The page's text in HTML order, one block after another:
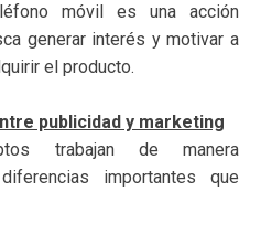
móvil es una acción
generar interés y motivar a
el producto.
publicidad y marketing
trabajan de manera
importantes que